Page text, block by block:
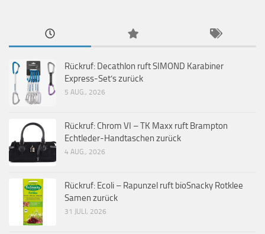
Rückruf: Decathlon ruft SIMOND Karabiner
Express-Set’s zurück
5 AUG., 2026
Rückruf: Chrom VI – TK Maxx ruft Brampton
Echtleder-Handtaschen zurück
4 AUG., 2026
Rückruf: Ecoli – Rapunzel ruft bioSnacky Rotklee
Samen zurück
31 JULI, 2026